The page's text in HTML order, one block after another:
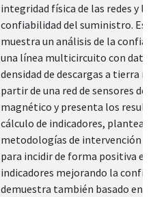
integridad física de las redes y la
confiabilidad del suministro.
muestra un análisis de la
una línea multicircuito con
densidad de descargas a tierra
partir de una red de sensores de
magnético y presenta los
cálculo de indicadores,
metodologías de intervención
para incidir de forma positiva en
indicadores mejorando la
demuestra también basado en